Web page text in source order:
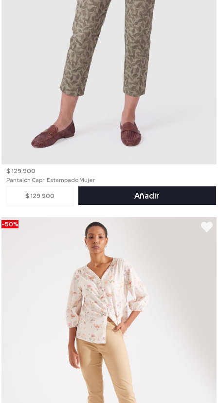
$ 129.900
Pantalón Capri Estampado Mujer
$ 129.900 Añadir
-50%